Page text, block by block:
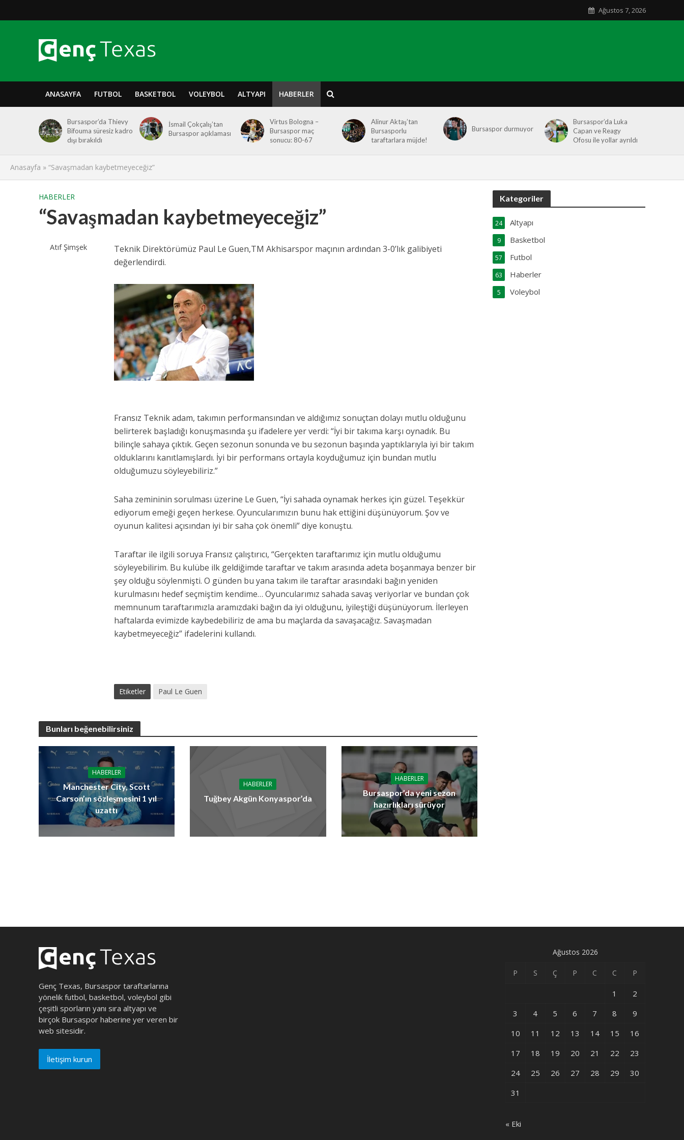
Ağustos 7, 2026
ANASAYFA FUTBOL BASKETBOL VOLEYBOL ALTYAPI HABERLER
Bursaspor’da Thievy
Bifouma süresiz kadro
dışı bırakıldı
İsmail Çokçalış’tan
Bursaspor açıklaması
Virtus Bologna –
Bursaspor maç
sonucu: 80-67
Alinur Aktaş’tan
Bursasporlu
taraftarlara müjde!
Bursaspor durmuyor
Bursaspor’da Luka
Capan ve Reagy
Ofosu ile yollar ayrıldı
Anasayfa » “Savaşmadan kaybetmeyeceğiz”
HABERLER
“Savaşmadan kaybetmeyeceğiz”
Atıf Şimşek
Teknik Direktörümüz Paul Le Guen,TM Akhisarspor maçının ardından 3-0’lık galibiyeti
değerlendirdi.
Fransız Teknik adam, takımın performansından ve aldığımız sonuçtan dolayı mutlu olduğunu
belirterek başladığı konuşmasında şu ifadelere yer verdi: “İyi bir takıma karşı oynadık. Bu
bilinçle sahaya çıktık. Geçen sezonun sonunda ve bu sezonun başında yaptıklarıyla iyi bir takım
olduklarını kanıtlamışlardı. İyi bir performans ortayla koyduğumuz için bundan mutlu
olduğumuzu söyleyebiliriz.”
Saha zemininin sorulması üzerine Le Guen, “İyi sahada oynamak herkes için güzel. Teşekkür
ediyorum emeği geçen herkese. Oyuncularımızın bunu hak ettiğini düşünüyorum. Şov ve
oyunun kalitesi açısından iyi bir saha çok önemli” diye konuştu.
Taraftar ile ilgili soruya Fransız çalıştırıcı, “Gerçekten taraftarımız için mutlu olduğumu
söyleyebilirim. Bu kulübe ilk geldiğimde taraftar ve takım arasında adeta boşanmaya benzer bir
şey olduğu söylenmişti. O günden bu yana takım ile taraftar arasındaki bağın yeniden
kurulmasını hedef seçmiştim kendime… Oyuncularımız sahada savaş veriyorlar ve bundan çok
memnunum taraftarımızla aramızdaki bağın da iyi olduğunu, iyileştiği düşünüyorum. İlerleyen
haftalarda evimizde kaybedebiliriz de ama bu maçlarda da savaşacağız. Savaşmadan
kaybetmeyeceğiz” ifadelerini kullandı.
Etiketler Paul Le Guen
Bunları beğenebilirsiniz
HABERLER
Manchester City, Scott
Carson’ın sözleşmesini 1 yıl
uzattı
HABERLER
Tuğbey Akgün Konyaspor’da
HABERLER
Bursaspor’da yeni sezon
hazırlıkları sürüyor
Kategoriler
Altyapı
24
Basketbol
9
Futbol
57
Haberler
63
Voleybol
5
Genç Texas, Bursaspor taraftarlarına
yönelik futbol, basketbol, voleybol gibi
çeşitli sporların yanı sıra altyapı ve
birçok Bursaspor haberine yer veren bir
web sitesidir.
İletişim kurun
Ağustos 2026
P S Ç P C C P
1
2
3
4 5 6 7 8
9
10
11 12 13 14 15
16
17
18 19 20 21 22
23
24
25 26 27 28 29
30
31
« Eki